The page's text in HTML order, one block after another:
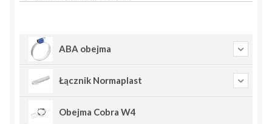
ABA obejma
Łącznik Normaplast
Obejma Cobra W4